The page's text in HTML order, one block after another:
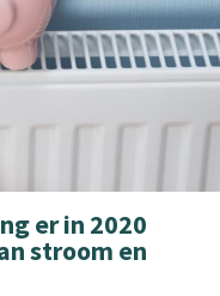
er in 2020
stroom en